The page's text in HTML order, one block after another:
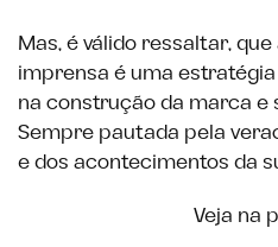
Mas, é válido ressaltar,
imprensa é uma
na construção da marca e
Sempre pautada pela
e dos acontecimentos da
Veja na